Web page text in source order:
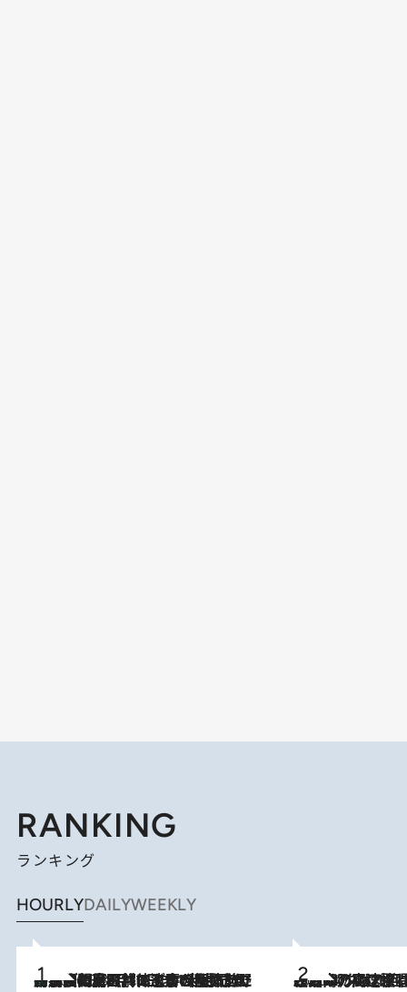
RANKING
ランキング
HOURLYDAILYWEEKLY
2026.8.8
「最後に見られてよかった」上野動物園の東園パンダ舎が解体前に特別公開。8月16日まで延長されたパネル展と共に辿る“半世紀”のパンダ飼育《解体工事の図面あり》 2026.8.7
「湘南乃風に憧れて」観客大盛上がりの“タオル回し”に、ラッパー顔負けの高速歌唱まで…さだまさし（74）のアグレッシブすぎる現在地